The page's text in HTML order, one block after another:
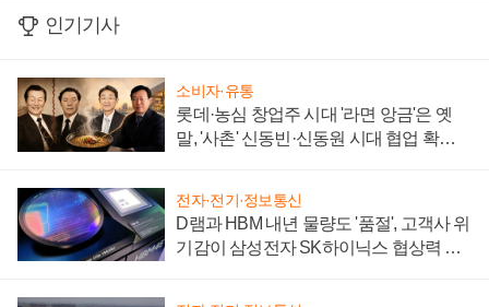
인기기사
소비자·유통
롯데·농심 창업주 시대 '라면 앙금'은 옛
말, '사촌' 신동빈·신동원 시대 협업 확대
전자·전기·정보통신
D램과 HBM 내년 물량도 '품절', 고객사 위
기감이 삼성전자 SK하이닉스 협상력 더